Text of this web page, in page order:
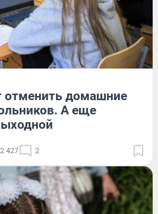
отменить домашние
А еще
2 427 2